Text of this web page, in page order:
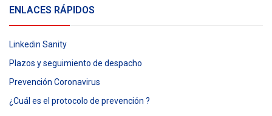
ENLACES RÁPIDOS
Linkedin Sanity
Plazos y seguimiento de despacho
Prevención Coronavirus
¿Cuál es el protocolo de prevención ?